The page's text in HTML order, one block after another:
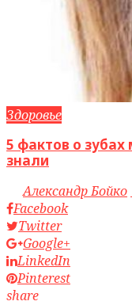
Здоровье
5 фактов о
знали
byАлександр Бойко
Facebook
Twitter
Google+
LinkedIn
Pinterest
share